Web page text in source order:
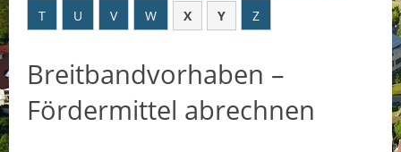
Datenschutz
Datenschutz im
Steueramt
T
U V W X Y Z
Breitbandvorhaben –
Fördermittel abrechnen